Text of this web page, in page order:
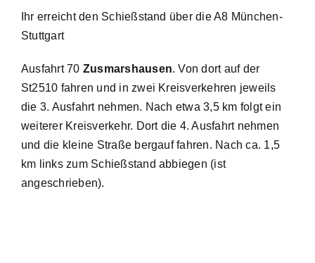
Ihr erreicht den Schießstand über die A8 München-
Stuttgart
Ausfahrt 70 Zusmarshausen. Von dort auf der
St2510 fahren und in zwei Kreisverkehren jeweils
die 3. Ausfahrt nehmen. Nach etwa 3,5 km folgt ein
weiterer Kreisverkehr. Dort die 4. Ausfahrt nehmen
und die kleine Straße bergauf fahren. Nach ca. 1,5
km links zum Schießstand abbiegen (ist
angeschrieben).